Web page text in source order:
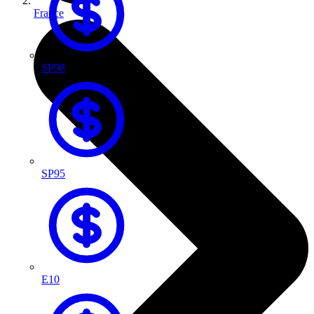
SP98
SP95
E10
France